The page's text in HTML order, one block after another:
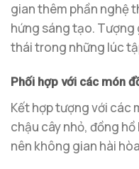
gian thêm phần nghệ
hứng sáng tạo. Tượng
thái trong những lúc
Phối hợp với các món
Kết hợp tượng với các
chậu cây nhỏ, đồng
nên không gian hài